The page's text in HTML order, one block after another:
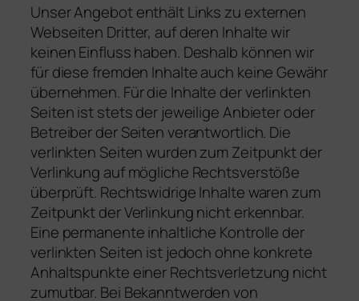
Unser Angebot enthält Links zu externen
Webseiten Dritter, auf deren Inhalte wir
keinen Einfluss haben. Deshalb können wir
für diese fremden Inhalte auch keine Gewähr
übernehmen. Für die Inhalte der verlinkten
Seiten ist stets der jeweilige Anbieter oder
Betreiber der Seiten verantwortlich. Die
verlinkten Seiten wurden zum Zeitpunkt der
Verlinkung auf mögliche Rechtsverstöße
überprüft. Rechtswidrige Inhalte waren zum
Zeitpunkt der Verlinkung nicht erkennbar.
Eine permanente inhaltliche Kontrolle der
verlinkten Seiten ist jedoch ohne konkrete
Anhaltspunkte einer Rechtsverletzung nicht
zumutbar. Bei Bekanntwerden von